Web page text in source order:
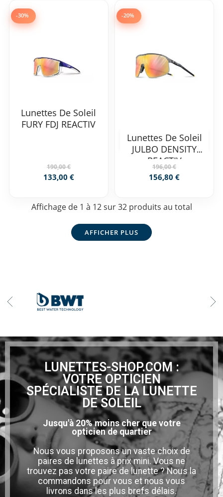
-30%
Lunettes De Soleil
FURY FDJ REACTIV
190,00 €
133,00 €
-20%
Lunettes De Soleil
JULBO DENSITY
REACTIV
196,00 €
156,80 €
Affichage de 1 à 12 sur 32 produits au total
AFFICHER PLUS
LUNETTES-SHOP.COM :
VOTRE OPTICIEN
SPÉCIALISTE DE LA LUNETTE
DE SOLEIL
Jusqu'à 20% moins cher que votre
opticien de quartier
Nous vous proposons un vaste choix de
paires de lunettes à prix mini. Vous ne
trouvez pas votre paire de lunette ? Nous la
commandons pour vous et nous vous
livrons dans les plus brefs délais.